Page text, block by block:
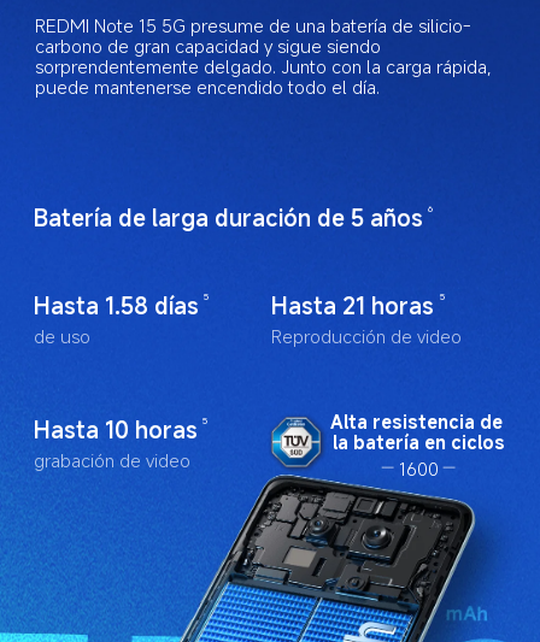
REDMI Note 15 5G presume de una batería de silicio-
carbono de gran capacidad y sigue siendo
sorprendentemente delgado. Junto con la carga rápida,
puede mantenerse encendido todo el día.
Batería de larga duración de 5 años 6
Hasta 1.58 días 5
de uso
Hasta 21 horas 5
Reproducción de video
Hasta 10 horas 5
grabación de video
Alta resistencia de
la batería en ciclos
1600